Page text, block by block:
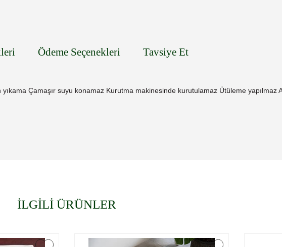
Ödeme Seçenekleri Tavsiye Et
Çamaşır suyu konamaz Kurutma makinesinde kurutulamaz Ütüleme yapılmaz
İLGİLİ ÜRÜNLER